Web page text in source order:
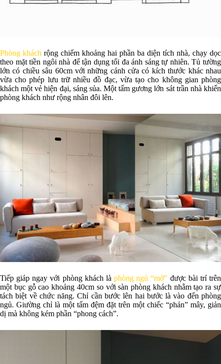
Phòng khách rộng chiếm khoảng hai phần ba diện tích nhà, chạy dọc
theo mặt tiền ngôi nhà để tận dụng tối đa ánh sáng tự nhiên. Tủ tường
lớn có chiều sâu 60cm với những cánh cửa có kích thước khác nhau
vừa cho phép lưu trữ nhiều đồ đạc, vừa tạo cho không gian phòng
khách một vẻ hiện đại, sáng sủa. Một tấm gương lớn sát trần nhà khiến
phòng khách như rộng nhân đôi lên.
Tiếp giáp ngay với phòng khách là phòng ngủ “mở” được bài trí trên
một bục gỗ cao khoảng 40cm so với sàn phòng khách nhằm tạo ra sự
tách biệt về chức năng. Chỉ cần bước lên hai bước là vào đến phòng
ngủ. Giường chỉ là một tấm đệm đặt trên một chiếc “phản” mây, giản
dị mà không kém phần “phong cách”.